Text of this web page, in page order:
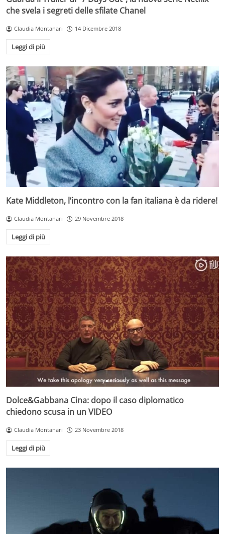
che svela i segreti delle sfilate Chanel
Claudia Montanari 14 Dicembre 2018
Leggi di più
Kate Middleton, l’incontro con la fan italiana è da ridere!
Claudia Montanari 29 Novembre 2018
Leggi di più
Dolce&Gabbana Cina: dopo il caso diplomatico
chiedono scusa in un VIDEO
Claudia Montanari 23 Novembre 2018
Leggi di più